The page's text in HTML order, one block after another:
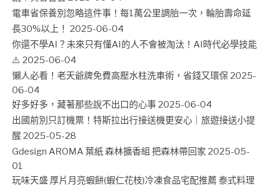
電車省保養別忽略這件事！每1萬公里調胎一次，輪胎壽命延
長30%以上！ 2025-06-04
你還不學AI？未來只有懂AI的人不會被淘汰！AI時代必學技能
⚠️ 2025-06-04
懶人必看！老天爺牌免費高壓水柱洗車術，省錢又環保 2025-
06-04
好多好多，藏著那些說不出口的心事 2025-06-04
出國前別只訂機票！特斯拉出行接送機更安心｜旅遊接送小提
醒 2025-05-28
Gdesign AROMA 葉紙 森林擴香組 把森林帶回家 2025-05-
01
玩味天盛 厚片月亮蝦餅(蝦仁花枝)冷凍食品宅配推薦 泰式料理